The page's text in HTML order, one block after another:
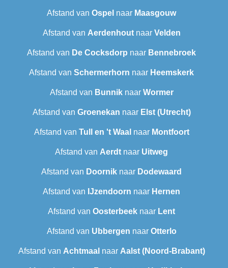
Afstand van Ospel naar Maasgouw
Afstand van Aerdenhoutnaar Velden
Afstand van De Cocksdorp naar Bennebroek
Afstand van Schermerhorn naar Heemskerk
Afstand van Bunniknaar Wormer
Afstand van Groenekan naar Elst (Utrecht)
Afstand van Tull en 't Waal naar Montfoort
Afstand van Aerdt naar Uitweg
Afstand van Doornik naar Dodewaard
Afstand van IJzendoorn naar Hernen
Afstand van Oosterbeek naar Lent
Afstand van Ubbergen naar Otterlo
Afstand van Achtmaal naar Aalst (Noord-Brabant)